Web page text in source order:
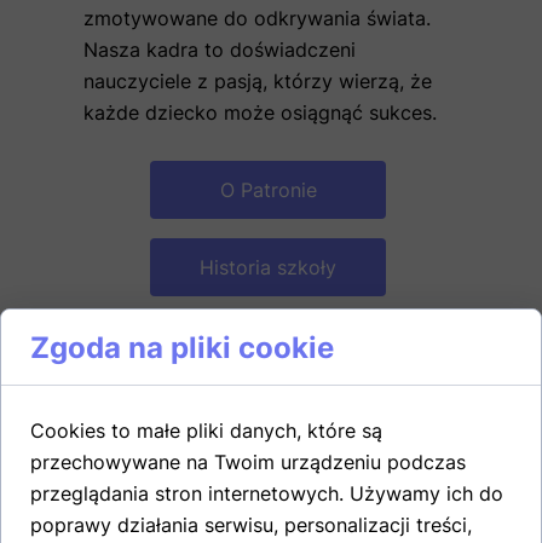
LAT FUNKCJONOWANIA SZKOŁY
55
zmotywowane do odkrywania świata.
Nasza kadra to doświadczeni
nauczyciele z pasją, którzy wierzą, że
każde dziecko może osiągnąć sukces.
O Patronie
Historia szkoły
Zgoda na pliki cookie
Cookies to małe pliki danych, które są
przechowywane na Twoim urządzeniu podczas
przeglądania stron internetowych. Używamy ich do
poprawy działania serwisu, personalizacji treści,